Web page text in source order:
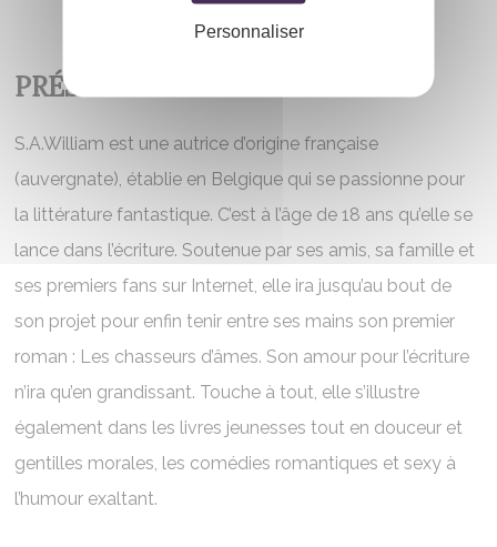
PRÉSENTATION
S.A.William est une autrice d’origine française
(auvergnate), établie en Belgique qui se passionne pour
la littérature fantastique. C’est à l’âge de 18 ans qu’elle se
lance dans l’écriture. Soutenue par ses amis, sa famille et
ses premiers fans sur Internet, elle ira jusqu’au bout de
son projet pour enfin tenir entre ses mains son premier
roman : Les chasseurs d’âmes. Son amour pour l’écriture
n’ira qu’en grandissant. Touche à tout, elle s’illustre
également dans les livres jeunesses tout en douceur et
gentilles morales, les comédies romantiques et sexy à
l’humour exaltant.
Personnaliser